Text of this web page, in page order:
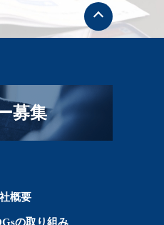
ト
ッ
プ
へ
概要
の取り組み
募集